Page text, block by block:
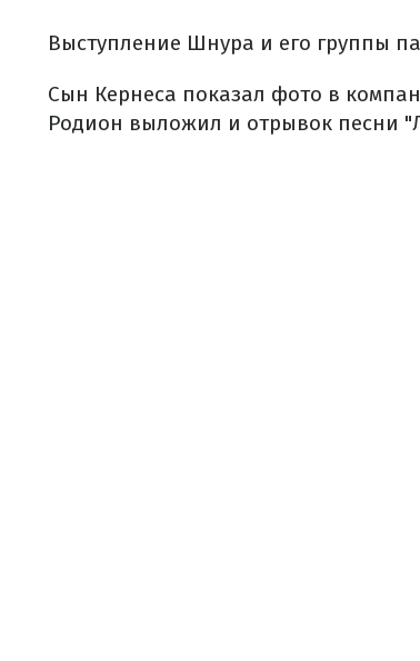
Выступление Шнура и его группы
Сын Кернеса показал фото в
Родион выложил и отрывок песни